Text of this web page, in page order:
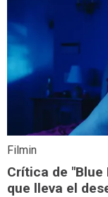
Filmin
Crítica de
que lleva el